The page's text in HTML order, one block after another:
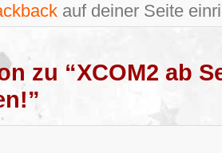
auf deiner Seite
zu “XCOM2 ab